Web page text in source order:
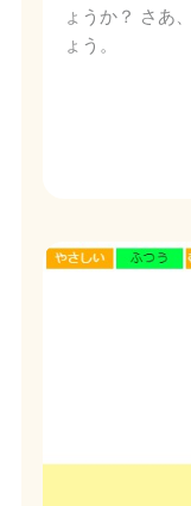
ょうか？ さあ
ょう。